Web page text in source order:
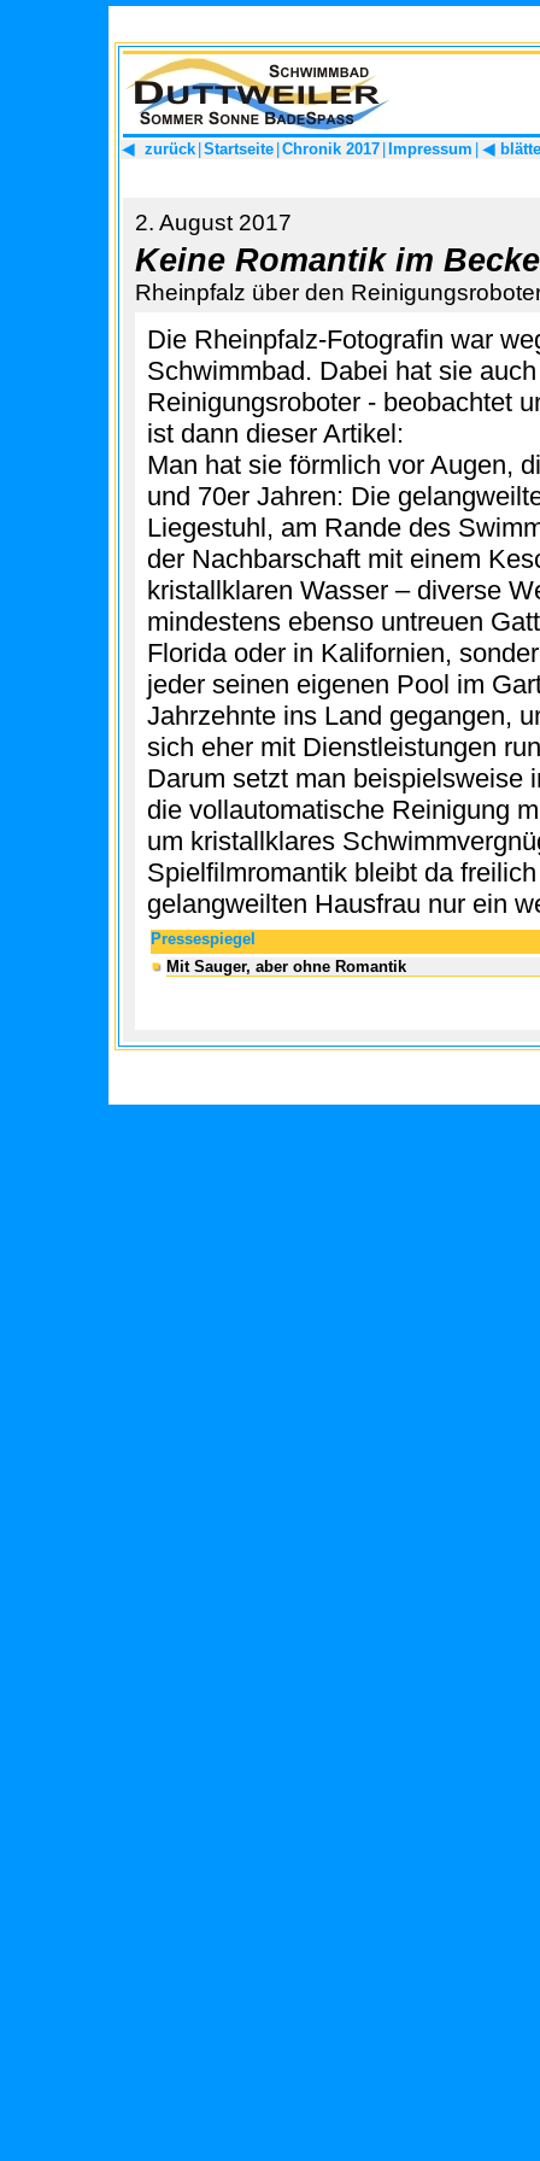
zurück Startseite Chronik 2017 Impressum blät
2. August 2017
Keine Romantik im
Rheinpfalz über den
Die Rheinpfalz-Fotografin war
Schwimmbad. Dabei hat sie
Reinigungsroboter - beobachtet
ist dann dieser Artikel:
Man hat sie förmlich vor Augen,
und 70er Jahren: Die
Liegestuhl, am Rande des
der Nachbarschaft mit einem
kristallklaren Wasser – diverse
mindestens ebenso untreuen
Florida oder in Kalifornien,
jeder seinen eigenen Pool im
Jahrzehnte ins Land gegangen,
sich eher mit Dienstleistungen
Darum setzt man beispielsweise
die vollautomatische Reinigung
um kristallklares
Spielfilmromantik bleibt da
gelangweilten Hausfrau nur ein
Pressespiegel
Mit Sauger, aber ohne Romantik